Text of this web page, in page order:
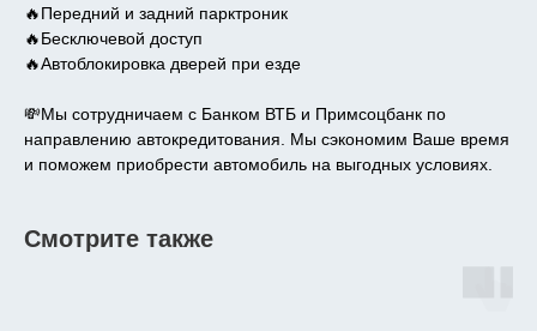
🔥Передний и задний парктроник
🔥Бесключевой доступ
🔥Автоблокировка дверей при езде
💸Мы сотрудничаем с Банком ВТБ и Примсоцбанк по
направлению автокредитования. Мы сэкономим Ваше время
и поможем приобрести автомобиль на выгодных условиях.
Смотрите также